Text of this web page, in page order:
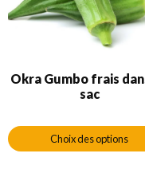
Okra Gumbo frais
sac
Choix des options